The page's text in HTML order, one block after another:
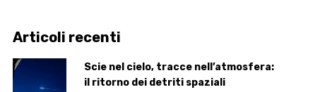
Articoli recenti
Scie nel cielo, tracce nell’atmosfera:
il ritorno dei detriti spaziali